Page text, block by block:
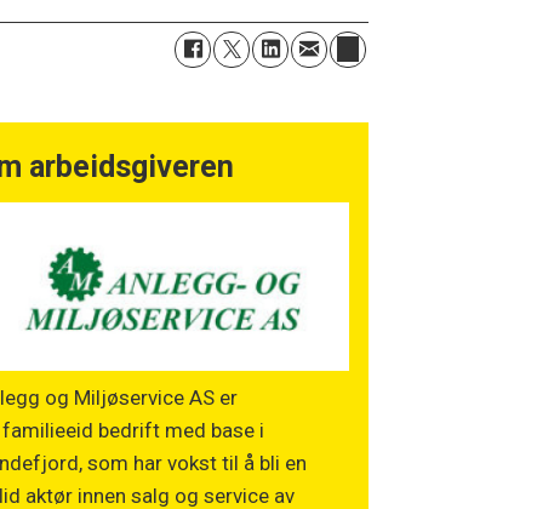
arbeidsgiveren
og Miljøservice AS er
familieeid bedrift med base i
som har vokst til å bli en
aktør innen salg og service av